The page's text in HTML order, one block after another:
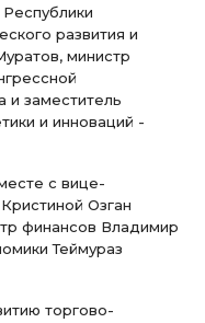
развития и
министр
и заместитель
и инноваций -
с вице-
Озган
финансов Владимир
Теймураз
торгово-